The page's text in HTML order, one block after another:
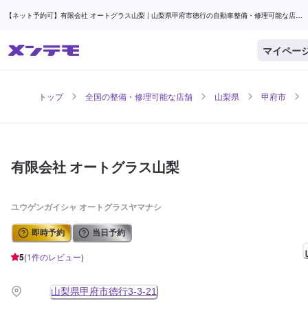
【ネット予約可】有限会社 オートグラス山梨 | 山梨県甲府市徳行の自動車整備・修理可能な店舗
マイペー
トップ 全国の整備・修理可能な店舗 山梨県 甲府市
有限会社 オートグラス山梨
ユウゲンガイシャ オートグラスヤマナシ
即時予約 当日予約
5(1件のレビュー)
山梨県甲府市徳行3-3-21